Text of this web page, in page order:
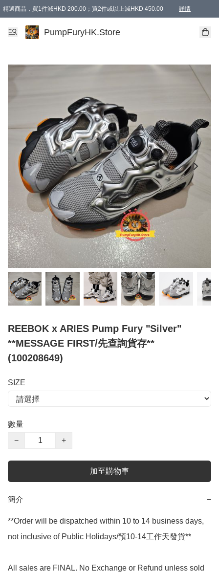
精選商品，買1件減HKD 200.00；買2件或以上減HKD 450.00 詳情
AAPE商品,會員專享9折或以上（按會員等級）AAPE products, members can
精選商品，任選買2件或以上減HKD 100.00
購物滿 HKD 800.00即享免運費優惠！（適用於 特定的送貨方式 )
PumpFuryHK.Store
REEBOK x ARIES Pump Fury "Silver"
**MESSAGE FIRST/先查詢貨存**
(100208649)
SIZE
數量
−
+
加至購物車
簡介 −
**Order will be dispatched within 10 to 14 business days,
not inclusive of Public Holidays/預10-14工作天發貨**
All sales are FINAL. No Exchange or Refund unless sold